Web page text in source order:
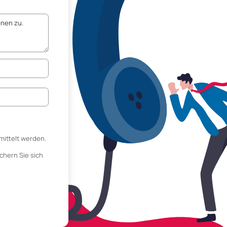
werden.
Sie sich